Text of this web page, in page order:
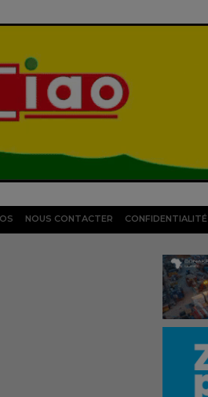
NOUS CONTACTER CONFIDENTIALITÉ